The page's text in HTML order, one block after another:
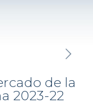
de la
2023-22